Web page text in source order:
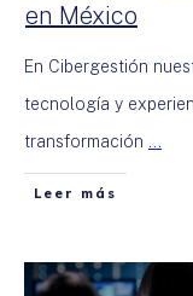
en México
En Cibergestión
tecnología y
transformación ...
Leer más